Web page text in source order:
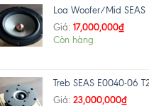
Loa Woofer/Mid SEAS
Giá: 17,000,000₫
Còn hàng
Treb SEAS E0040-06
Giá: 23,000,000₫